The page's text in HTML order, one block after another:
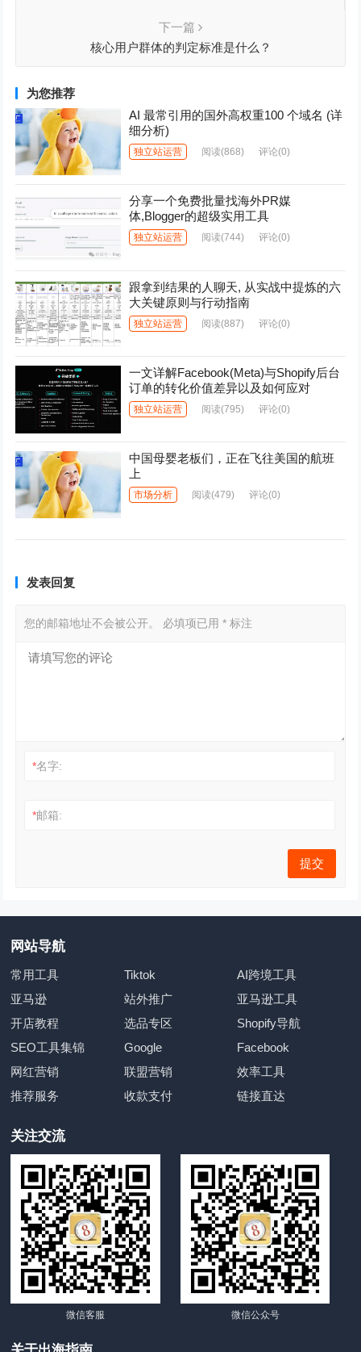
下一篇
核心用户群体的判定标准是什么？
为您推荐
AI 最常引用的国外高权重100 个域名 (详
细分析)
独立站运营 阅读(868) 评论(0)
分享一个免费批量找海外PR媒
体,Blogger的超级实用工具
独立站运营 阅读(744) 评论(0)
跟拿到结果的人聊天, 从实战中提炼的六
大关键原则与行动指南
独立站运营 阅读(887) 评论(0)
一文详解Facebook(Meta)与Shopify后台
订单的转化价值差异以及如何应对
独立站运营 阅读(795) 评论(0)
中国母婴老板们，正在飞往美国的航班
上
市场分析 阅读(479) 评论(0)
发表回复
您的邮箱地址不会被公开。 必填项已用* 标注
*名字:
*邮箱:
网站导航
常用工具 Tiktok
AI跨境工具
亚马逊
站外推广
亚马逊工具
开店教程
选品专区
Shopify导航
SEO工具集锦
Google
Facebook
网红营销
联盟营销
效率工具
推荐服务
收款支付 链接直达
关注交流
微信客服 微信公众号